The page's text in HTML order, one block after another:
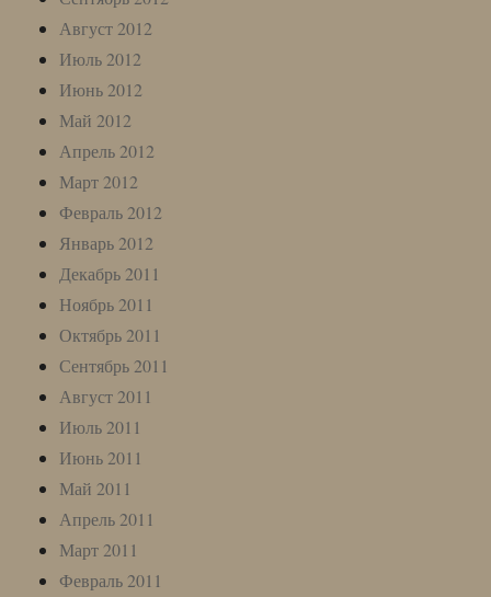
Август 2012
Июль 2012
Июнь 2012
Май 2012
Апрель 2012
Март 2012
Февраль 2012
Январь 2012
Декабрь 2011
Ноябрь 2011
Октябрь 2011
Сентябрь 2011
Август 2011
Июль 2011
Июнь 2011
Май 2011
Апрель 2011
Март 2011
Февраль 2011